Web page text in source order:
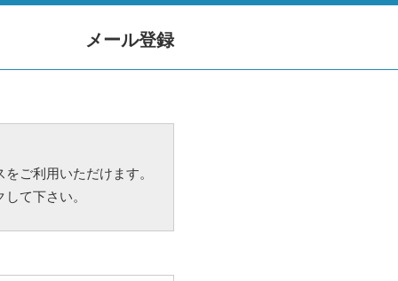
メール登録
ご利用いただけます。
て下さい。